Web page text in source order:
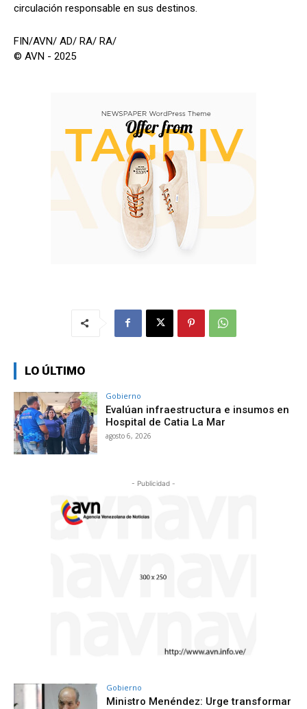
circulación responsable en sus destinos.
FIN/AVN/ AD/ RA/ RA/
© AVN - 2025
LO ÚLTIMO
Gobierno
Evalúan infraestructura e insumos en
Hospital de Catia La Mar
agosto 6, 2026
- Publicidad -
Gobierno
Ministro Menéndez: Urge transformar